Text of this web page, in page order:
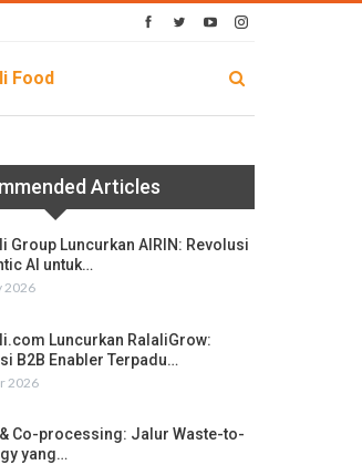
Food
Articles
Group Luncurkan AIRIN: Revolusi
AI untuk…
2026
Luncurkan RalaliGrow:
B2B Enabler Terpadu…
2026
& Co-processing: Jalur Waste-to-
yang…